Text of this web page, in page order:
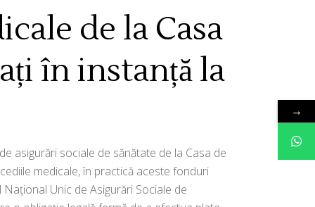
de la Casa
în instanță la
asigurări sociale de sănătate de la Casa de
medicale, în practică aceste fonduri
Unic de Asigurări Sociale de
→